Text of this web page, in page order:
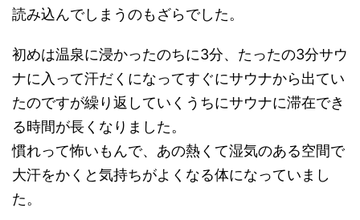
読み込んでしまうのもざらでした。
初めは温泉に浸かったのちに3分、たったの3分サウ
ナに入って汗だくになってすぐにサウナから出てい
たのですが繰り返していくうちにサウナに滞在でき
る時間が長くなりました。
慣れって怖いもんで、あの熱くて湿気のある空間で
大汗をかくと気持ちがよくなる体になっていまし
た。